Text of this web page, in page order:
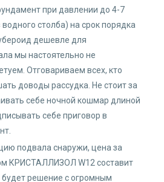
при давлении до 4-7
столба) на срок порядка
дешевле для
мы настоятельно не
Отговариваем всех, кто
доводы рассудка. Не стоит за
себе ночной кошмар длиной
себе приговор в
подвала снаружи, цена за
КРИСТАЛЛИЗОЛ W12 составит
будет решение с огромным